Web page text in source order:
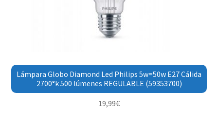
Lámpara Globo Diamond Led Philips 5w=50w E27 Cálida
2700°k 500 lúmenes REGULABLE (59353700)
19,99€